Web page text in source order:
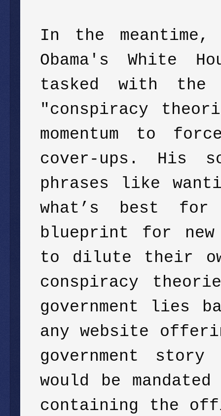
In the
Obama's White
tasked with the
"conspiracy
momentum to
cover-ups. His
phrases like
what’s best
blueprint for new
to dilute their
conspiracy
government lies
any website
government
would be
containing the